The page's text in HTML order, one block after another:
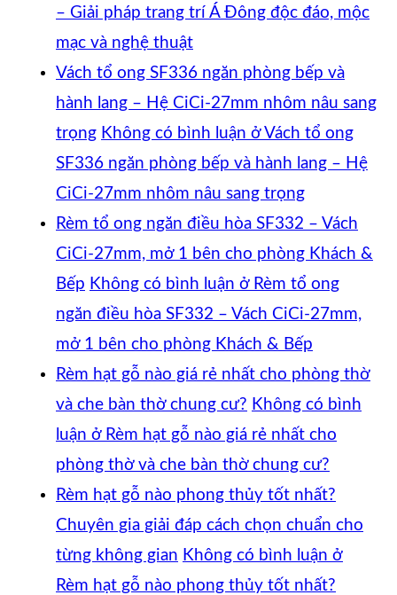
– Giải pháp trang trí Á Đông độc đáo, mộc
mạc và nghệ thuật
Vách tổ ong SF336 ngăn phòng bếp và
hành lang – Hệ CiCi-27mm nhôm nâu sang
trọng Không có bình luận ở Vách tổ ong
SF336 ngăn phòng bếp và hành lang – Hệ
CiCi-27mm nhôm nâu sang trọng
Rèm tổ ong ngăn điều hòa SF332 – Vách
CiCi-27mm, mở 1 bên cho phòng Khách &
Bếp Không có bình luận ở Rèm tổ ong
ngăn điều hòa SF332 – Vách CiCi-27mm,
mở 1 bên cho phòng Khách & Bếp
Rèm hạt gỗ nào giá rẻ nhất cho phòng thờ
và che bàn thờ chung cư? Không có bình
luận ở Rèm hạt gỗ nào giá rẻ nhất cho
phòng thờ và che bàn thờ chung cư?
Rèm hạt gỗ nào phong thủy tốt nhất?
Chuyên gia giải đáp cách chọn chuẩn cho
từng không gian Không có bình luận ở
Rèm hạt gỗ nào phong thủy tốt nhất?